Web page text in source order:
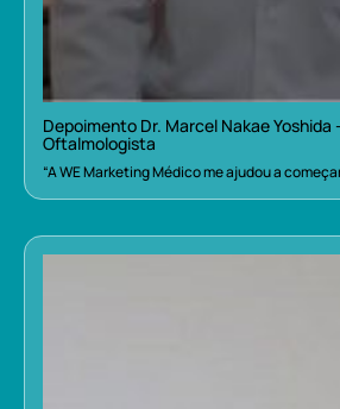
Depoimento Dr. Marcel Nakae Yoshida
Oftalmologista
“A WE Marketing Médico me ajudou a